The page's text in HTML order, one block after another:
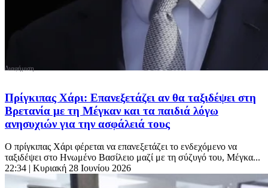
Πρίγκιπας Χάρι: Επανεξετάζει αν θα ταξιδέψει στη
Βρετανία με τη Μέγκαν και τα παιδιά λόγω
ανησυχιών για την ασφάλειά τους
Ο πρίγκιπας Χάρι φέρεται να επανεξετάζει το ενδεχόμενο να
ταξιδέψει στο Ηνωμένο Βασίλειο μαζί με τη σύζυγό του, Μέγκα...
22:34 | Κυριακή 28 Ιουνίου 2026